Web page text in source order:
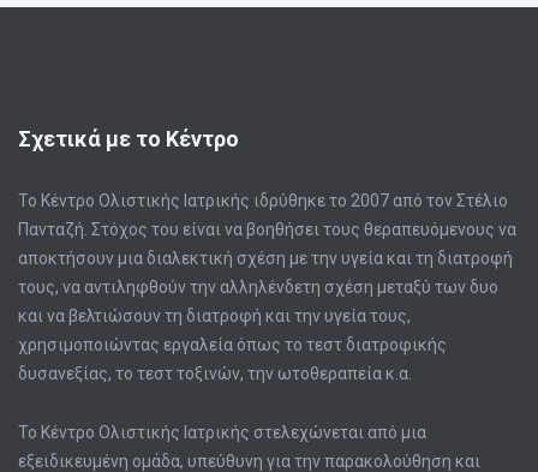
Σχετικά με το Κέντρο
Το Κέντρο Ολιστικής Ιατρικής ιδρύθηκε το 2007 από τον Στέλιο
Πανταζή. Στόχος του είναι να βοηθήσει τους θεραπευόμενους να
αποκτήσουν μια διαλεκτική σχέση με την υγεία και τη διατροφή
τους, να αντιληφθούν την αλληλένδετη σχέση μεταξύ των δυο
και να βελτιώσουν τη διατροφή και την υγεία τους,
χρησιμοποιώντας εργαλεία όπως το τεστ διατροφικής
δυσανεξίας, το τεστ τοξινών, την ωτοθεραπεία κ.α.
Το Κέντρο Ολιστικής Ιατρικής στελεχώνεται από μια
εξειδικευμένη ομάδα, υπεύθυνη για την παρακολούθηση και